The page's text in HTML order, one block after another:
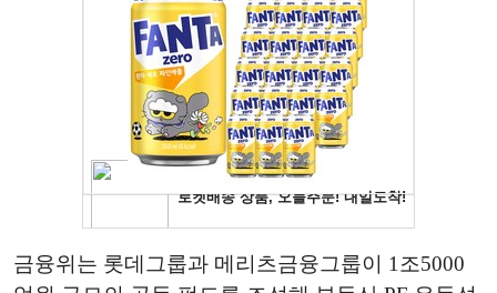
금융위는 롯데그룹과 메리츠금융그룹이 1조5000